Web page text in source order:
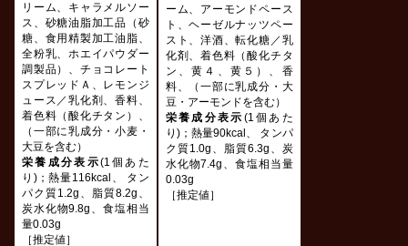
リーム、キャラメルソー
ス、砂糖油脂加工品（砂
糖、食用精製加工油脂、
全粉乳、ホエイパウダー
調製品）、チョコレート
スプレッドＡ、レモンジ
ュース／乳化剤、香料、
着色料（酸化チタン）、
（一部に乳成分・小麦・
大豆を含む）
栄養成分表示(1個あた
り)；熱量116kcal、 タン
パク質1.2g、脂質8.2g、
炭水化物9.8g、食塩相当
量0.03g
［推定値］
ーム、アーモンドペース
ト、ヘーゼルナッツペー
スト、洋酒、転化糖／乳
化剤、着色料（酸化チタ
ン、黄４、黄５）、香
料、（一部に乳成分・大
豆・アーモンドを含む）
栄養成分表示 (1個あた
り)；熱量90kcal、 タンパ
ク質1.0g、脂質6.3g、炭
水化物7.4g、食塩相当量
0.03g
［推定値］